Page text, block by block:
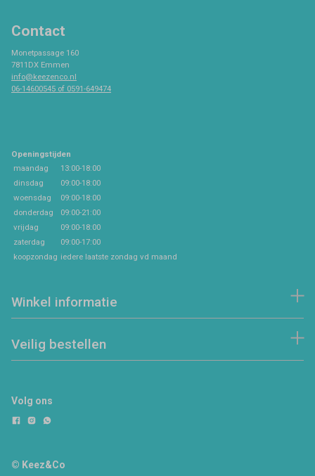
Contact
Monetpassage 160
7811DX Emmen
info@keezenco.nl
06-14600545 of 0591-649474
Openingstijden
maandag
13:00-18:00
dinsdag
09:00-18:00
woensdag
09:00-18:00
donderdag
09:00-21:00
vrijdag
09:00-18:00
zaterdag
09:00-17:00
koopzondag iedere laatste zondag vd maand
Winkel informatie
Veilig bestellen
Volg ons
© Keez&Co